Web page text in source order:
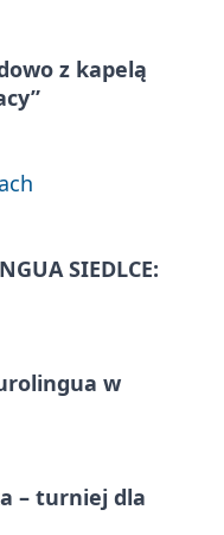
z kapelą
SIEDLCE:
w
– turniej dla